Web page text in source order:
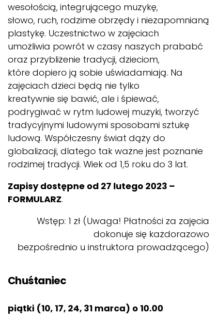
wesołością, integrującego muzykę,
słowo, ruch, rodzime obrzędy i niezapomnianą
plastykę. Uczestnictwo w zajęciach
umożliwia powrót w czasy naszych prababć
oraz przybliżenie tradycji, dzieciom,
które dopiero ją sobie uświadamiają. Na
zajęciach dzieci będą nie tylko
kreatywnie się bawić, ale i śpiewać,
podrygiwać w rytm ludowej muzyki, tworzyć
tradycyjnymi ludowymi sposobami sztukę
ludową. Współczesny świat dąży do
globalizacji, dlatego tak ważne jest poznanie
rodzimej tradycji. Wiek od 1,5 roku do 3 lat.
Zapisy dostępne od 27 lutego 2023 –
FORMULARZ.
Wstęp: 1 zł (Uwaga! Płatności za zajęcia
dokonuje się każdorazowo
bezpośrednio u instruktora prowadzącego)
Chuśtaniec
piątki (10, 17, 24, 31 marca) o 10.00